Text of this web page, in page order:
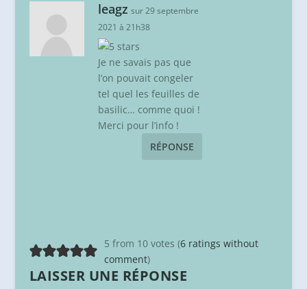
leagz sur 29 septembre
2021 à 21h38
Je ne savais pas que
l’on pouvait congeler
tel quel les feuilles de
basilic… comme quoi !
Merci pour l’info !
RÉPONSE
5 from 10 votes (6 ratings without
comment)
LAISSER UNE RÉPONSE